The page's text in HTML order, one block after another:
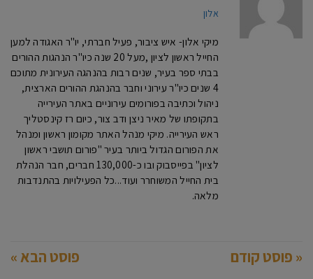
אלון
מיקי אלון- איש ציבור, פעיל חברתי, יו"ר האגודה למען
החייל ראשון לציון ,מעל 20 שנה כיו"ר הנהגות ההורים
בבתי ספר בעיר, שנים רבות בהנהגה העירונית מתוכם
4 שנים כיו"ר עירוני וחבר בהנהגת ההורים הארצית,
ניהול וכתיבה בפורומים עירוניים באתר העירייה
בתקופתו של מאיר ניצן ודב צור, כיום רז קינסטליך
ראש העירייה. מיקי מנהל האתר מקומון ראשון ומנהל
את הפורום הגדול ביותר בעיר "פורום תושבי ראשון
לציון" בפייסבוק ובו כ-130,000 חברים, חבר הנהלת
בית החייל המשוחרר ועוד...כל הפעילויות בהתנדבות
מלאה.
« פוסט קודם פוסט הבא »